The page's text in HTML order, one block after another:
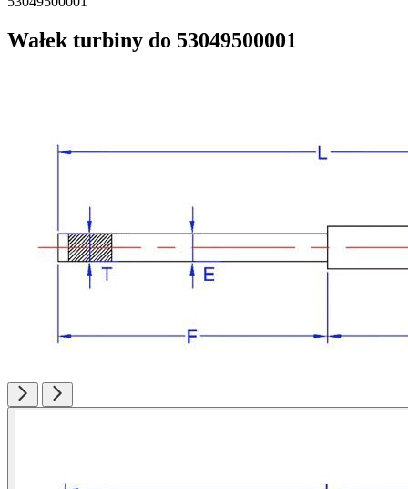
Wałek turbiny do 53049500001